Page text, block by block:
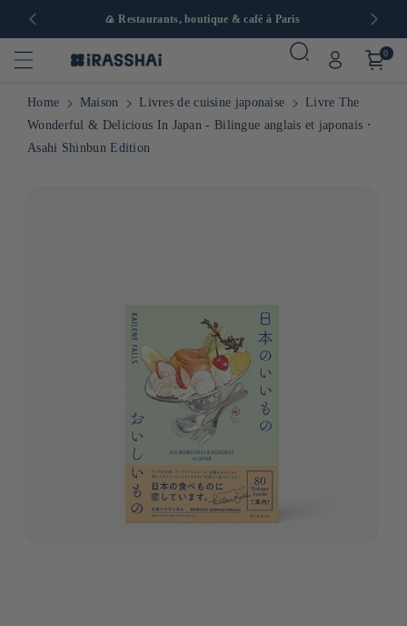
Europe 🍙 Restaurants, boutique & café à Paris
0
Home Maison Livres de cuisine japonaise
Livre The
Wonderful & Delicious In Japan - Bilingue anglais et japonais ⋅
Asahi Shinbun Edition